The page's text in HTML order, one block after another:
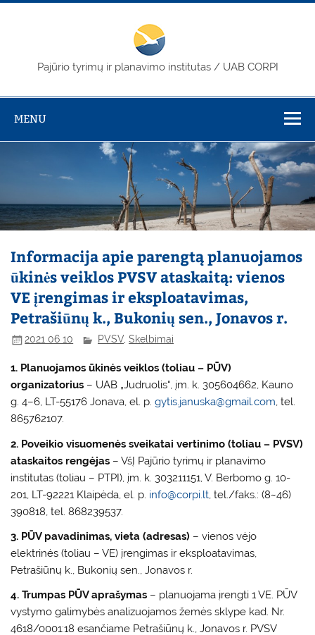
Skip
Pajūrio tyrimų ir planavimo institutas / UAB CORPI
MENU
Informacija apie parengtą planuojamos
ūkinės veiklos PVSV ataskaitą: vienos
VE įrengimas ir eksploatavimas,
Petrašiūnų k., Bukonių sen., Jonavos r.
2021 06 10 PVSV,Skelbimai
1. Planuojamos ūkinės veiklos (toliau – PŪV)
organizatorius – UAB „Judruolis“, įm. k. 305604662, Kauno
g. 4–6, LT-55176 Jonava, el. p.gytis.januska@gmail.com, tel.
865762107.
2. Poveikio visuomenės sveikatai vertinimo (toliau – PVSV)
ataskaitos rengėjas – VšĮ Pajūrio tyrimų ir planavimo
institutas (toliau – PTPI), įm. k. 303211151, V. Berbomo g. 10-
201, LT-92221 Klaipėda, el. p. info@corpi.lt, tel./faks.: (8~46)
390818, tel. 868239537.
3. PŪV pavadinimas, vieta (adresas) – vienos vėjo
elektrinės (toliau – VE) įrengimas ir eksploatavimas,
Petrašiūnų k., Bukonių sen., Jonavos r.
4. Trumpas PŪV aprašymas – planuojama įrengti 1 VE. PŪV
vystymo galimybės analizuojamos žemės sklype kad. Nr.
4618/0001:18 esančiame Petrašiūnų k., Jonavos r. PVSV